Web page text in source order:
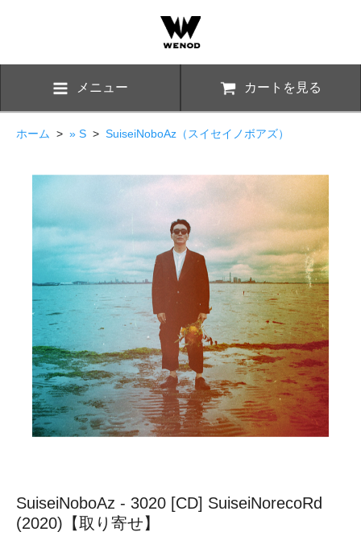
メニュー カートを見る
ホーム > » S > SuiseiNoboAz（スイセイノボアズ）
SuiseiNoboAz - 3020 [CD] SuiseiNorecoRd
(2020)【取り寄せ】